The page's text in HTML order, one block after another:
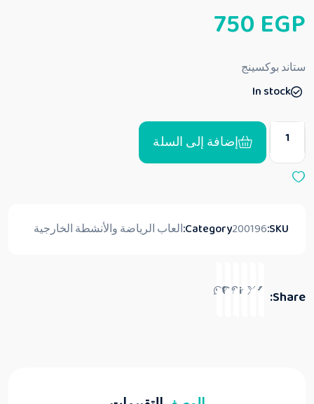
م
ا
ي
م
ن
750 EGP
ستاند بوكسينج
In stock
إضافة إلى السلة
SKU:
200196
Category: العاب الرياضة والأنشطة الخارجية
Share: